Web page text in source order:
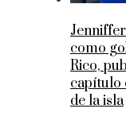
como
Rico,
capítulo
de la isla